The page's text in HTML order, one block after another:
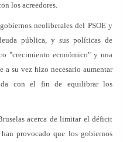
los acreedores.
neoliberales del PSOE y
pública, y sus políticas de
"crecimiento económico" y una
a su vez hizo necesario aumentar
con el fin de equilibrar los
acerca de limitar el déficit
provocado que los gobiernos